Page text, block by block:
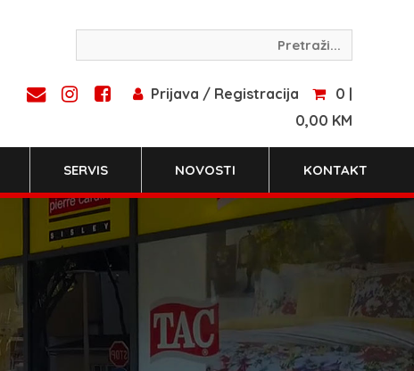
Prijava / Registracija
0 |
0,00 KM
SERVIS NOVOSTI KONTAKT